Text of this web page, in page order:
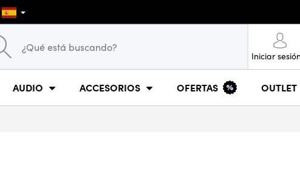
Iniciar sesión
AUDIO ACCESORIOS OFERTAS OUTLET